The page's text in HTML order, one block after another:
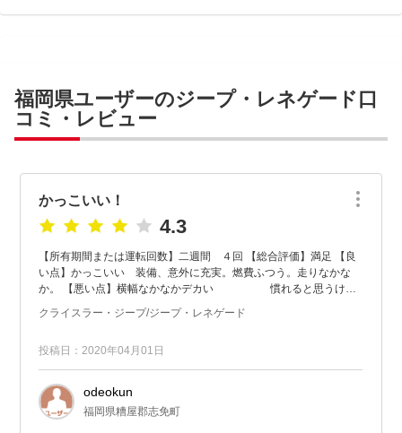
福岡県ユーザーのジープ・レネゲード口
コミ・レビュー
かっこいい！
4.3
【所有期間または運転回数】二週間 ４回 【総合評価】満足 【良
い点】かっこいい 装備、意外に充実。燃費ふつう。走りなかな
か。 【悪い点】横幅なかなかデカい 慣れると思うけ
クライスラー・ジープ/ジープ・レネゲード
投稿日：2020年04月01日
odeokun
福岡県糟屋郡志免町